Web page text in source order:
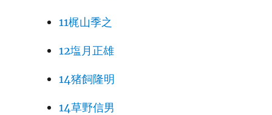
11梶山季之
12塩月正雄
14猪飼隆明
14草野信男